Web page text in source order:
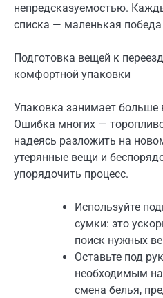
непредсказуемостью.
списка — маленькая победа
Подготовка вещей к
комфортной упаковки
Упаковка занимает больше
Ошибка многих —
надеясь разложить на
утерянные вещи и
упорядочить процесс.
Используйте
сумки: это
поиск нужных
Оставьте под
необходимым
смена белья,